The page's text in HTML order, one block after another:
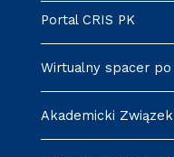
Portal CRIS PK
Wirtualny spacer po
Akademicki